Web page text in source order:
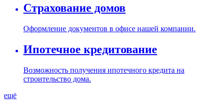
Страхование домов
Оформление документов в офисе нашей компании.
Ипотечное кредитование
Возможность получения ипотечного кредита на
строительство дома.
ещё